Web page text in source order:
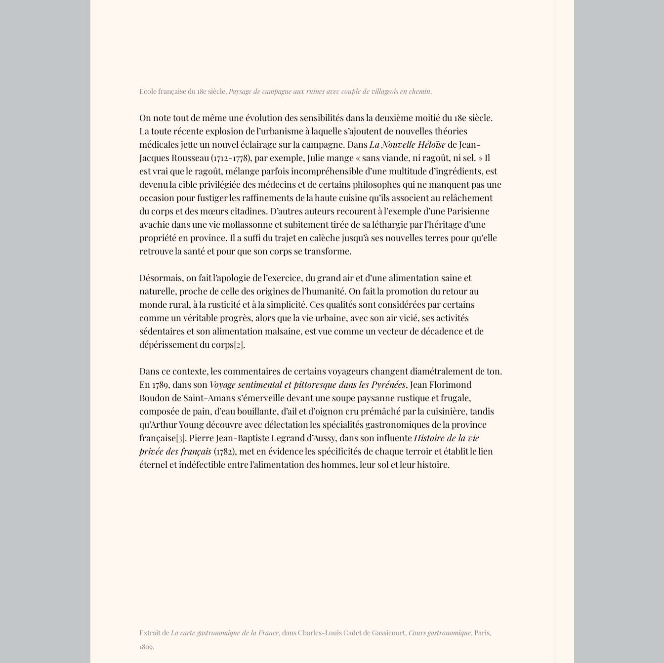
Ecole française du 18e siècle, Paysage de campagne aux ruines avec couple de villageois en chemin.
On note tout de même une évolution des sensibilités dans la deuxième moitié du 18e siècle.
La toute récente explosion de l’urbanisme à laquelle s’ajoutent de nouvelles théories
médicales jette un nouvel éclairage sur la campagne. Dans La Nouvelle Héloïse de Jean-
Jacques Rousseau (1712-1778), par exemple, Julie mange « sans viande, ni ragoût, ni sel. » Il
est vrai que le ragoût, mélange parfois incompréhensible d’une multitude d’ingrédients, est
devenu la cible privilégiée des médecins et de certains philosophes qui ne manquent pas une
occasion pour fustiger les raffinements de la haute cuisine qu’ils associent au relâchement
du corps et des mœurs citadines. D’autres auteurs recourent à l’exemple d’une Parisienne
avachie dans une vie mollassonne et subitement tirée de sa léthargie par l’héritage d’une
propriété en province. Il a suffi du trajet en calèche jusqu’à ses nouvelles terres pour qu’elle
retrouve la santé et pour que son corps se transforme.
Désormais, on fait l’apologie de l’exercice, du grand air et d’une alimentation saine et
naturelle, proche de celle des origines de l’humanité. On fait la promotion du retour au
monde rural, à la rusticité et à la simplicité. Ces qualités sont considérées par certains
comme un véritable progrès, alors que la vie urbaine, avec son air vicié, ses activités
sédentaires et son alimentation malsaine, est vue comme un vecteur de décadence et de
dépérissement du corps[2].
Dans ce contexte, les commentaires de certains voyageurs changent diamétralement de ton.
En 1789, dans son Voyage sentimental et pittoresque dans les Pyrénées, Jean Florimond
Boudon de Saint-Amans s’émerveille devant une soupe paysanne rustique et frugale,
composée de pain, d’eau bouillante, d’ail et d’oignon cru prémâché par la cuisinière, tandis
qu’Arthur Young découvre avec délectation les spécialités gastronomiques de la province
française[3]. Pierre Jean-Baptiste Legrand d’Aussy, dans son influente Histoire de la vie
privée des français (1782), met en évidence les spécificités de chaque terroir et établit le lien
éternel et indéfectible entre l’alimentation des hommes, leur sol et leur histoire.
Extrait de La carte gastronomique de la France, dans Charles-Louis Cadet de Gassicourt, Cours gastronomique, Paris,
1809.